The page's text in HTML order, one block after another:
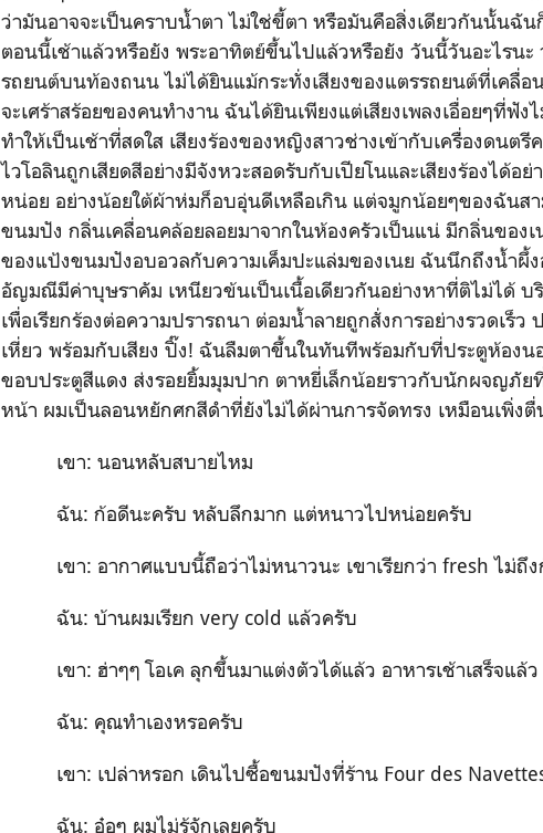
ว่ามันอาจจะเป็นคราบน้ำตา ไม่ใช่ขี้ตา หรือมันคือสิ่งเดียวกันนั้นฉัน
ตอนนี้เช้าแล้วหรือยัง พระอาทิตย์ขึ้นไปแล้วหรือยัง วันนี้วันอะไรน
รถยนต์บนท้องถนน ไม่ได้ยินแม้กระทั่งเสียงของแตรรถยนต์ที่เค
จะเศร้าสร้อยของคนทำงาน ฉันได้ยินเพียงแต่เสียงเพลงเอื่อยๆที่ฟัง
ทำให้เป็นเช้าที่สดใส เสียงร้องของหญิงสาวช่างเข้ากับเครื่องดนต
ไวโอลินถูกเสียดสีอย่างมีจังหวะสอดรับกับเปียโนและเสียงร้องได้อ
หน่อย อย่างน้อยใต้ผ้าห่มก็อบอุ่นดีเหลือเกิน แต่จมูกน้อยๆของฉันส
ขนมปัง กลิ่นเคลื่อนคล้อยลอยมาจากในห้องครัวเป็นแน่ มีกลิ่นของ
ของแป้งขนมปังอบอวลกับความเค็มปะแล่มของเนย ฉันนึกถึงน้ำผึ้
อัญมณีมีค่าบุษราคัม เหนียวข้นเป็นเนื้อเดียวกันอย่างหาที่ติไม่ได้ บ
เพื่อเรียกร้องต่อความปรารถนา ต่อมน้ำลายถูกสั่งการอย่างรวดเร็
เหี่ยว พร้อมกับเสียง ปิ๊ง! ฉันลืมตาขึ้นในทันทีพร้อมกับที่ประตูห้อง
ขอบประตูสีแดง ส่งรอยยิ้มมุมปาก ตาหยี่เล็กน้อยราวกับนักผจญภัย
หน้า ผมเป็นลอนหยักศกสีดำที่ยังไม่ได้ผ่านการจัดทรง เหมือนเพิ่ง
เขา: นอนหลับสบายไหม
ฉัน: ก้อดีนะครับ หลับลึกมาก แต่หนาวไปหน่อยครับ
เขา: อากาศแบบนี้ถือว่าไม่หนาวนะ เขาเรียกว่า fresh ไม่ถึง
ฉัน: บ้านผมเรียก very cold แล้วครับ
เขา: ฮ่าๆๆ โอเค ลุกขึ้นมาแต่งตัวได้แล้ว อาหารเช้าเสร็จแล้ว
ฉัน: คุณทำเองหรอครับ
เขา: เปล่าหรอก เดินไปซื้อขนมปังที่ร้าน Four des
ฉัน: อ๋อๆ ผมไม่รู้จักเลยครับ